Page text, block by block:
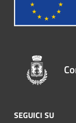
SEGUICI SU